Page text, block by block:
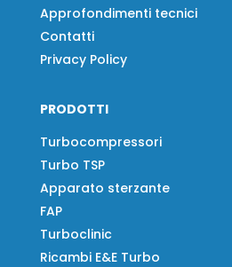
Approfondimenti tecnici
Contatti
Privacy Policy
PRODOTTI
Turbocompressori
Turbo TSP
Apparato sterzante
FAP
Turboclinic
Ricambi E&E Turbo